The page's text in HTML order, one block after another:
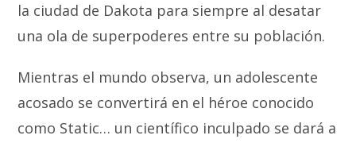
la ciudad de Dakota para siempre al desatar
una ola de superpoderes entre su población.
Mientras el mundo observa, un adolescente
acosado se convertirá en el héroe conocido
como Static… un científico inculpado se dará a